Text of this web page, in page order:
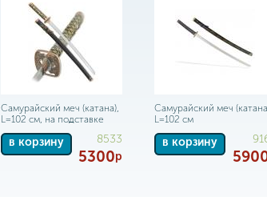
Самурайский меч (катана),
L=102 см, на подставке
в корзину 8533
5300р
Самурайский меч
L=102 см
в корзину